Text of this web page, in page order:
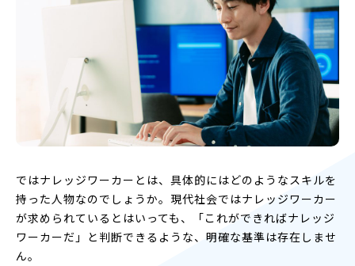
ではナレッジワーカーとは、具体的にはどのようなスキルを
持った人物なのでしょうか。現代社会ではナレッジワーカー
が求められているとはいっても、「これができればナレッジ
ワーカーだ」と判断できるような、明確な基準は存在しませ
ん。